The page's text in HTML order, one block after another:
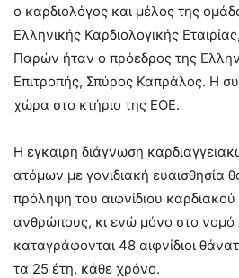
ο καρδιολόγος και μέλος της
Ελληνικής Καρδιολογικής
Παρών ήταν ο πρόεδρος της
Επιτροπής, Σπύρος Καπράλος. Η
χώρα στο κτήριο της ΕΟΕ.
Η έγκαιρη διάγνωση
ατόμων με γονιδιακή ευαισθησία
πρόληψη του αιφνίδιου
ανθρώπους, κι ενώ μόνο στο νομό
καταγράφονται 48 αιφνίδιοι
τα 25 έτη, κάθε χρόνο.